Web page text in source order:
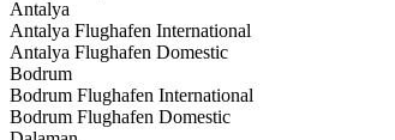
Antalya
Antalya Flughafen International
Antalya Flughafen Domestic
Bodrum
Bodrum Flughafen International
Bodrum Flughafen Domestic